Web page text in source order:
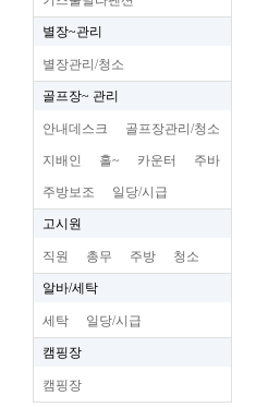
별장~관리
별장관리/청소
골프장~ 관리
안내데스크 골프장관리/청소
지배인 홀~ 카운터 주바
주방보조 일당/시급
고시원
직원 총무 주방 청소
알바/세탁
세탁 일당/시급
캠핑장
캠핑장